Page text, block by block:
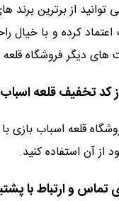
توانید از برترین
های دیگر فروشگاه
کد تخفیف قلعه
قلعه اسباب
از آن استفاده کنید.
و ارتباط با